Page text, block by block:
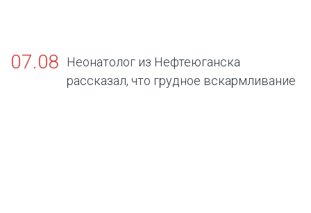
07.08
Неонатолог из Нефтеюганска
рассказал, что грудное вскармливание